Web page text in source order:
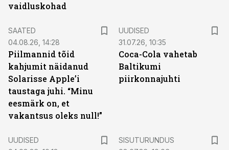
vaidluskohad
SAATED
04.08.26, 14:28
Piilmannid tõid
kahjumit näidanud
Solarisse Apple’i
taustaga juhi. “Minu
eesmärk on, et
vakantsus oleks null!”
UUDISED
31.07.26, 10:35
Coca-Cola vahetab
Baltikumi
piirkonnajuhti
UUDISED
SISUTURUNDUS